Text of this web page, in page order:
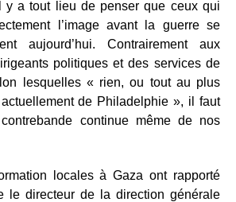
y a tout lieu de penser que ceux qui
l’image avant la guerre se
aujourd’hui. Contrairement aux
politiques et des services de
lesquelles « rien, ou tout au plus
de Philadelphie », il faut
continue même de nos
locales à Gaza ont rapporté
le directeur de la direction générale